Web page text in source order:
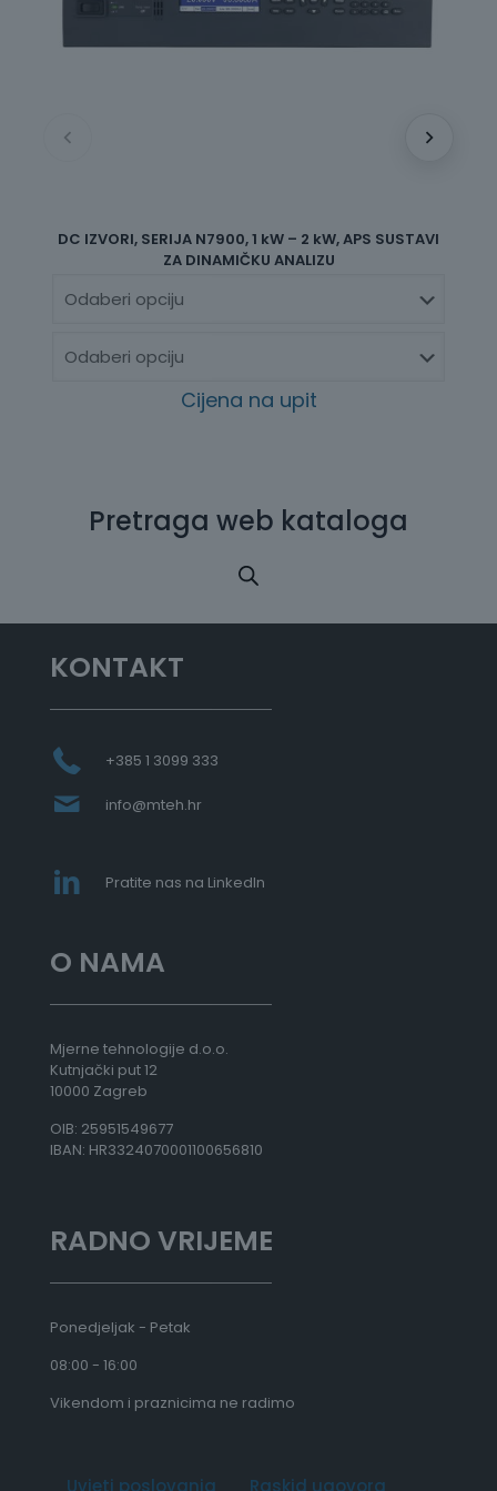
DC IZVORI, SERIJA N7900, 1 kW – 2 kW, APS SUSTAVI
ZA DINAMIČKU ANALIZU
Cijena na upit
Pretraga web kataloga
KONTAKT
+385 1 3099 333
info@mteh.hr
Pratite nas na LinkedIn
O NAMA
Mjerne tehnologije d.o.o.
Kutnjački put 12
10000 Zagreb
OIB: 25951549677
IBAN: HR3324070001100656810
RADNO VRIJEME
Ponedjeljak - Petak
08:00 - 16:00
Vikendom i praznicima ne radimo